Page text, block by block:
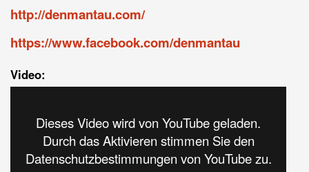
http://denmantau.com/
https://www.facebook.com/denmantau
Video:
Dieses Video wird von YouTube geladen.
Durch das Aktivieren stimmen Sie den
Datenschutzbestimmungen von YouTube zu.